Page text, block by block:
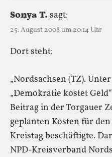
Sonya T. sagt:
25. August 2008 um 20:14 Uhr
Dort steht:
„Nordsachsen (TZ).
„Demokratie kostet
Beitrag in der Torgauer
geplanten Kosten für
Kreistag beschäftigte.
NPD-Kreisverband